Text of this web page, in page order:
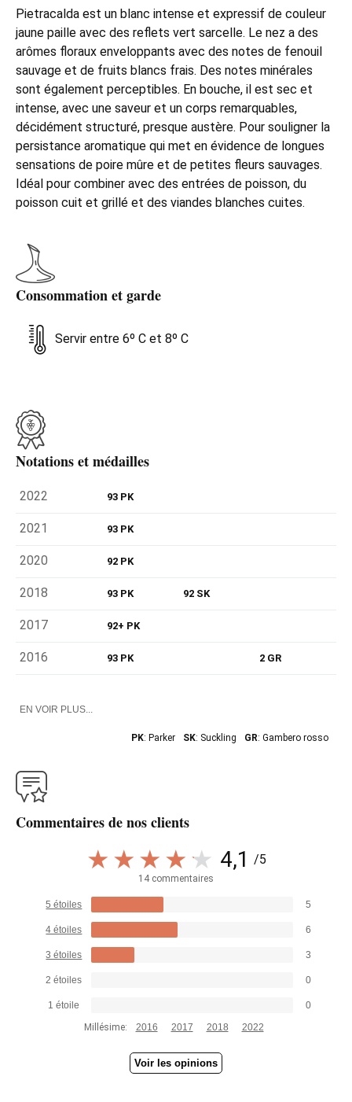
Pietracalda est un blanc intense et expressif de couleur
jaune paille avec des reflets vert sarcelle. Le nez a des
arômes floraux enveloppants avec des notes de fenouil
sauvage et de fruits blancs frais. Des notes minérales
sont également perceptibles. En bouche, il est sec et
intense, avec une saveur et un corps remarquables,
décidément structuré, presque austère. Pour souligner la
persistance aromatique qui met en évidence de longues
sensations de poire mûre et de petites fleurs sauvages.
Idéal pour combiner avec des entrées de poisson, du
poisson cuit et grillé et des viandes blanches cuites.
Consommation et garde
Servir entre 6º C et 8º C
Notations et médailles
2022 93 PK
2021 93 PK
2020 92 PK
2018 93 PK 92 SK
2017 92+ PK
2016 93 PK 2 GR
EN VOIR PLUS...
PK: Parker SK: Suckling GR: Gambero rosso
Commentaires de nos clients
4,1 /5
14 commentaires
5 étoiles 5
4 étoiles 6
3 étoiles 3
2 étoiles 0
1 étoile
0
Millésime:
2016 2017 2018 2022
Voir les opinions